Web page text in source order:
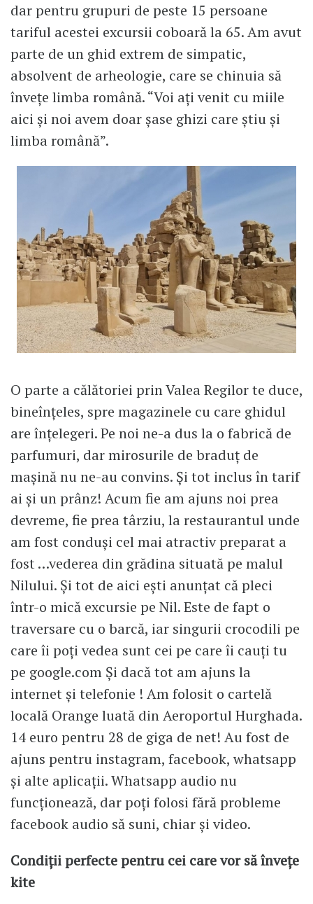
dar pentru grupuri de peste 15 persoane
tariful acestei excursii coboară la 65. Am avut
parte de un ghid extrem de simpatic,
absolvent de arheologie, care se chinuia să
învețe limba română. “Voi ați venit cu miile
aici și noi avem doar șase ghizi care știu și
limba română”.
O parte a călătoriei prin Valea Regilor te duce,
bineînțeles, spre magazinele cu care ghidul
are înțelegeri. Pe noi ne-a dus la o fabrică de
parfumuri, dar mirosurile de braduț de
mașină nu ne-au convins. Și tot inclus în tarif
ai și un prânz! Acum fie am ajuns noi prea
devreme, fie prea târziu, la restaurantul unde
am fost conduși cel mai atractiv preparat a
fost …vederea din grădina situată pe malul
Nilului. Și tot de aici ești anunțat că pleci
într-o mică excursie pe Nil. Este de fapt o
traversare cu o barcă, iar singurii crocodili pe
care îi poți vedea sunt cei pe care îi cauți tu
pe google.com Și dacă tot am ajuns la
internet și telefonie ! Am folosit o cartelă
locală Orange luată din Aeroportul Hurghada.
14 euro pentru 28 de giga de net! Au fost de
ajuns pentru instagram, facebook, whatsapp
și alte aplicații. Whatsapp audio nu
funcționează, dar poți folosi fără probleme
facebook audio să suni, chiar și video.
Condiții perfecte pentru cei care vor să învețe
kite